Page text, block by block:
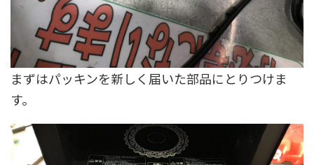
まずはパッキンを新しく届いた部品にとりつけま
す。